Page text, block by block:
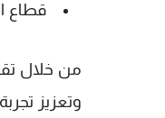
قطاع
من خلال
وتعزيز